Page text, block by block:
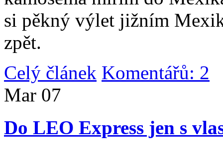
si pěkný výlet jižním
zpět.
Celý článek Komentářů: 2
Mar 07
Do LEO Express jen s